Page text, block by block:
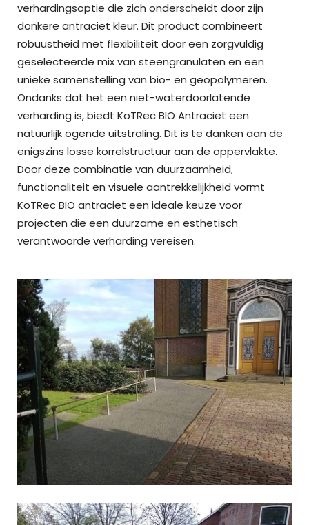
verhardingsoptie die zich onderscheidt door zijn
donkere antraciet kleur. Dit product combineert
robuustheid met flexibiliteit door een zorgvuldig
geselecteerde mix van steengranulaten en een
unieke samenstelling van bio- en geopolymeren.
Ondanks dat het een niet-waterdoorlatende
verharding is, biedt KoTRec BIO Antraciet een
natuurlijk ogende uitstraling. Dit is te danken aan de
enigszins losse korrelstructuur aan de oppervlakte.
Door deze combinatie van duurzaamheid,
functionaliteit en visuele aantrekkelijkheid vormt
KoTRec BIO antraciet een ideale keuze voor
projecten die een duurzame en esthetisch
verantwoorde verharding vereisen.